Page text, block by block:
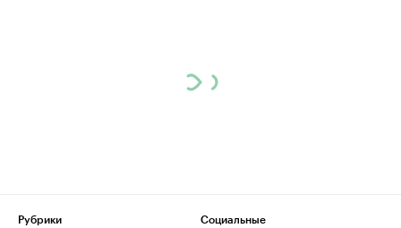
Рубрики
Социальные